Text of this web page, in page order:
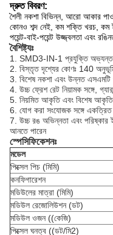
দ্রুত বিবরণ:
শৈলী নকশা বিভিন্ন, আরো আকার
কোনও শব্দ নেই, কম শক্তি খরচ, কম
পয়েন্ট-বাই-পয়েন্ট উজ্জ্বলতা এবং
বৈশিষ্ট্যঃ
1. SMD3-IN-1 প্রযুক্তি
2. বিস্তৃত দৃশ্যের কোণঃ 140
3. বিশেষ নকশা এবং উন্নত
4. উচ্চ ফ্রেশ রেট নিয়ামক সঙ্গে,
5. নিয়মিত আকৃতি এবং বিশেষ আকৃতি
6. যোগ করা সংযোজক সঙ্গে
7. উচ্চ রঙ অভিন্নতা এবং
আনতে পারেন
স্পেসিফিকেশনঃ
মডেল
পিক্সেল পিচ (মিমি)
কনফিগারেশন
মডিউলের মাত্রা (মিমি)
মডিউল রেজোলিউশন (ডট)
মডিউল ওজন ((কেজি)
পিক্সেল ঘনত্ব ((ডট/মি2)